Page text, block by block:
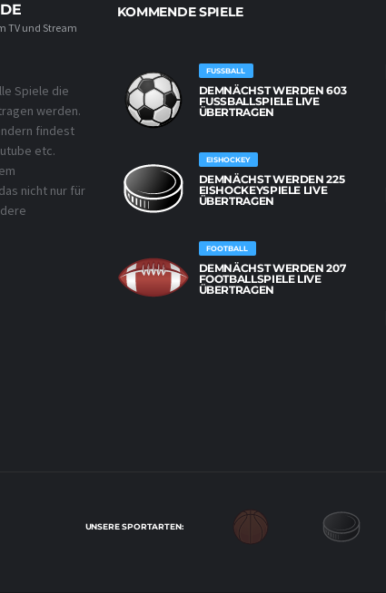
TV und Stream
Spiele die
werden.
findest
etc.
nicht nur für
KOMMENDE SPIELE
FUSSBALL
DEMNÄCHST WERDEN 603
FUSSBALLSPIELE LIVE Ü
BERTRAGEN
EISHOCKEY
DEMNÄCHST WERDEN 225
EISHOCKEYSPIELE LIVE
ÜBERTRAGEN
FOOTBALL
DEMNÄCHST WERDEN 207
FOOTBALLSPIELE LIVE
ÜBERTRAGEN
UNSERE SPORTARTEN: